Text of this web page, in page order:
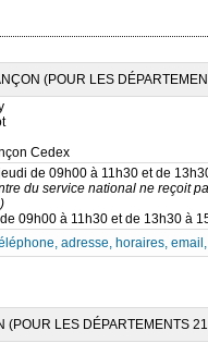
(POUR LES
Cedex
de 09h00 à 11h30 et de
du service national ne reçoit
09h00 à 11h30 et de 13h30 à
adresse, horaires,
(POUR LES DÉPARTEMENTS